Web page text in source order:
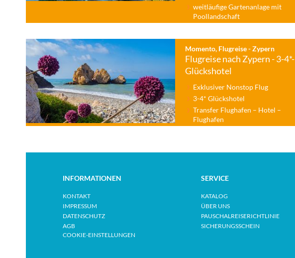
weitläufige Gartenanlage mit
Poollandschaft
Momento, Flugreise - Zypern
Flugreise nach Zypern - 3-4*-
Glückshotel
Exklusiver Nonstop Flug
3-4* Glückshotel
Transfer Flughafen – Hotel –
Flughafen
INFORMATIONEN
KONTAKT
IMPRESSUM
DATENSCHUTZ
AGB
COOKIE-EINSTELLUNGEN
SERVICE
KATALOG
ÜBER UNS
PAUSCHALREISERICHTLINIE
SICHERUNGSSCHEIN